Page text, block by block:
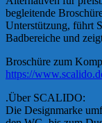
begleitende
Unterstützung, führt
Badbereiche und
Broschüre zum
https://
.Über SCALIDO:
Die Designmarke